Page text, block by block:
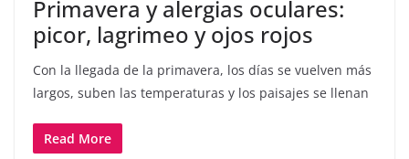
Primavera y alergias oculares:
picor, lagrimeo y ojos rojos
Con la llegada de la primavera, los días se vuelven más
largos, suben las temperaturas y los paisajes se llenan
Read More